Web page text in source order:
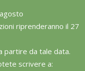
riprenderanno il 27
partire da tale data.
scrivere a: